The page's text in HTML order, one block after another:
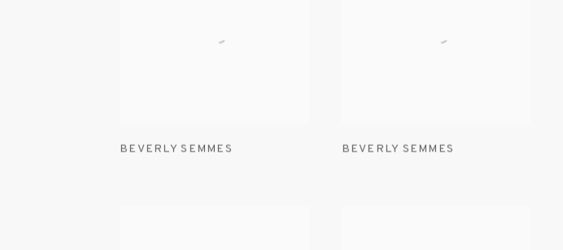
BEVERLY SEMMES BEVERLY SEMMES